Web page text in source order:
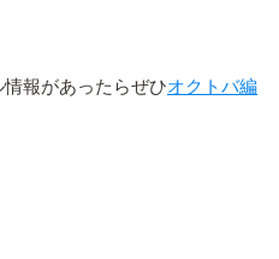
報があったらぜひオクトバ編